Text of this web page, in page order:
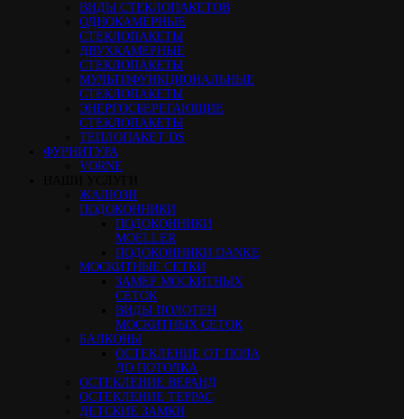
ВИДЫ СТЕКЛОПАКЕТОВ
ОДНОКАМЕРНЫЕ
СТЕКЛОПАКЕТЫ
ДВУХКАМЕРНЫЕ
СТЕКЛОПАКЕТЫ
МУЛЬТИФУНКЦИОНАЛЬНЫЕ
СТЕКЛОПАКЕТЫ
ЭНЕРГОСБЕРЕГАЮЩИЕ
СТЕКЛОПАКЕТЫ
ТЕПЛОПАКЕТ DS
ФУРНИТУРА
VORNE
ЖАЛЮЗИ
ПОДОКОННИКИ
ПОДОКОННИКИ
MOELLER
ПОДОКОННИКИ DANKE
МОСКИТНЫЕ СЕТКИ
ЗАМЕР МОСКИТНЫХ
СЕТОК
ВИДЫ ПОЛОТЕН
МОСКИТНЫХ СЕТОК
БАЛКОНЫ
ОСТЕКЛЕНИЕ ОТ ПОЛА
ДО ПОТОЛКА
ОСТЕКЛЕНИЕ ВЕРАНД
ОСТЕКЛЕНИЕ ТЕРРАС
ДЕТСКИЕ ЗАМКИ